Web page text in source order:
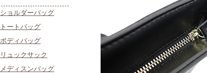
ショルダーバッグ
トートバッグ
ボディバッグ
リュックサック
メディスンバッグ